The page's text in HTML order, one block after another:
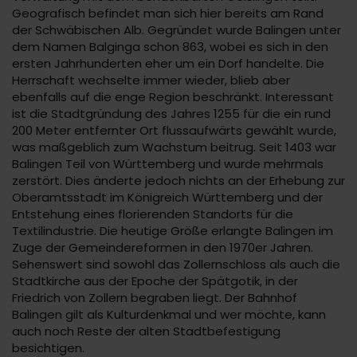
Geografisch befindet man sich hier bereits am Rand
der Schwäbischen Alb. Gegründet wurde Balingen unter
dem Namen Balginga schon 863, wobei es sich in den
ersten Jahrhunderten eher um ein Dorf handelte. Die
Herrschaft wechselte immer wieder, blieb aber
ebenfalls auf die enge Region beschränkt. Interessant
ist die Stadtgründung des Jahres 1255 für die ein rund
200 Meter entfernter Ort flussaufwärts gewählt wurde,
was maßgeblich zum Wachstum beitrug. Seit 1403 war
Balingen Teil von Württemberg und wurde mehrmals
zerstört. Dies änderte jedoch nichts an der Erhebung zur
Oberamtsstadt im Königreich Württemberg und der
Entstehung eines florierenden Standorts für die
Textilindustrie. Die heutige Größe erlangte Balingen im
Zuge der Gemeindereformen in den 1970er Jahren.
Sehenswert sind sowohl das Zollernschloss als auch die
Stadtkirche aus der Epoche der Spätgotik, in der
Friedrich von Zollern begraben liegt. Der Bahnhof
Balingen gilt als Kulturdenkmal und wer möchte, kann
auch noch Reste der alten Stadtbefestigung
besichtigen.